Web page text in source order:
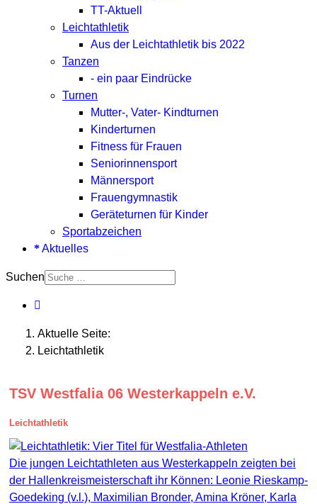
TT-Aktuell
Leichtathletik
Aus der Leichtathletik bis 2022
Tanzen
- ein paar Eindrücke
Turnen
Mutter-, Vater- Kindturnen
Kinderturnen
Fitness für Frauen
Seniorinnensport
Männersport
Frauengymnastik
Geräteturnen für Kinder
Sportabzeichen
Aktuelles
Suchen
Aktuelle Seite:
Leichtathletik
TSV Westfalia 06 Westerkappeln e.V.
Leichtathletik
Die jungen Leichtathleten aus Westerkappeln zeigten bei
der Hallenkreismeisterschaft ihr Können: Leonie Rieskamp-
Goedeking (v.l.), Maximilian Bronder, Amina Kröner, Karla